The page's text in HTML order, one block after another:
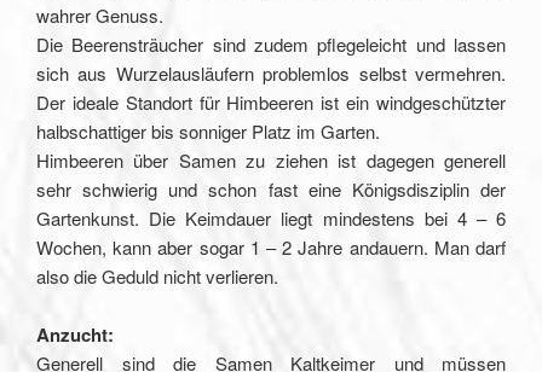
wahrer Genuss.
Die Beerensträucher sind zudem pflegeleicht und lassen
sich aus Wurzelausläufern problemlos selbst vermehren.
Der ideale Standort für Himbeeren ist ein windgeschützter
halbschattiger bis sonniger Platz im Garten.
Himbeeren über Samen zu ziehen ist dagegen generell
sehr schwierig und schon fast eine Königsdisziplin der
Gartenkunst. Die Keimdauer liegt mindestens bei 4 – 6
Wochen, kann aber sogar 1 – 2 Jahre andauern. Man darf
also die Geduld nicht verlieren.
Anzucht:
Generell sind die Samen Kaltkeimer und müssen